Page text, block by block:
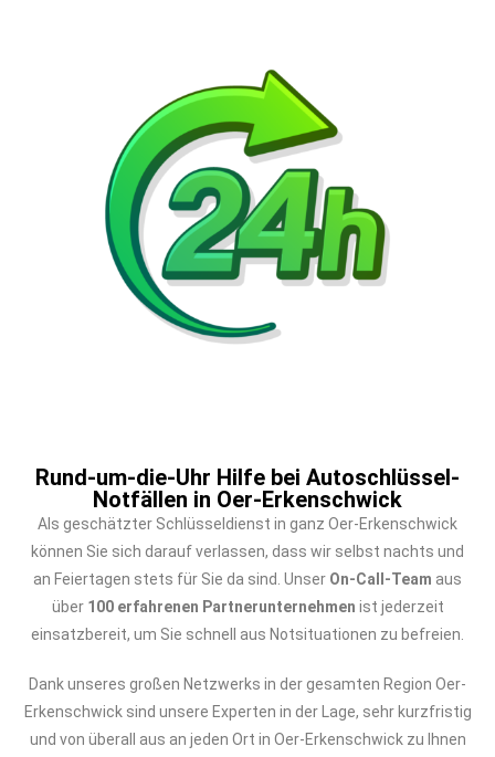
Rund-um-die-Uhr Hilfe bei Autoschlüssel-
Notfällen in Oer-Erkenschwick
Als geschätzter Schlüsseldienst in ganz Oer-Erkenschwick
können Sie sich darauf verlassen, dass wir selbst nachts und
an Feiertagen stets für Sie da sind. Unser On-Call-Team aus
über 100 erfahrenen Partnerunternehmen ist jederzeit
einsatzbereit, um Sie schnell aus Notsituationen zu befreien.
Dank unseres großen Netzwerks in der gesamten Region Oer-
Erkenschwick sind unsere Experten in der Lage, sehr kurzfristig
und von überall aus an jeden Ort in Oer-Erkenschwick zu Ihnen